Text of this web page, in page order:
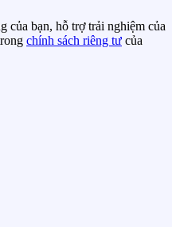
của bạn, hỗ trợ trải nghiệm của
chính sách riêng tư của